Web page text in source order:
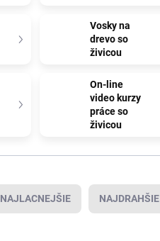
Vosky na
drevo so
živicou
On-line
video kurzy
práce so
živicou
NAJLACNEJŠIE NAJDRAHŠIE